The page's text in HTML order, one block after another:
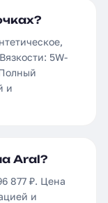
5W-
и
Aral?
877 ₽. Цена
и